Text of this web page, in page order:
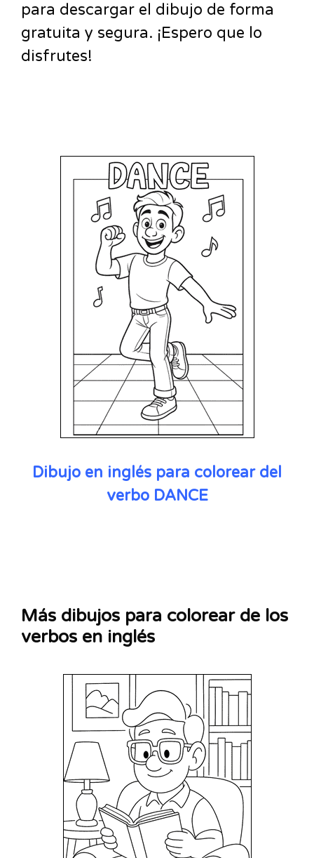
para descargar el dibujo de forma
gratuita y segura. ¡Espero que lo
disfrutes!
Dibujo en inglés para colorear del
verbo DANCE
Más dibujos para colorear de los
verbos en inglés